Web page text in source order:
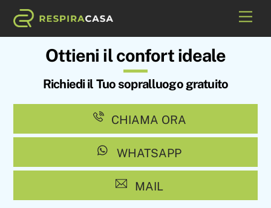
Skip
Ottieni il confort ideale
Richiedi il Tuo sopralluogo gratuito
CHIAMA ORA
WHATSAPP
MAIL